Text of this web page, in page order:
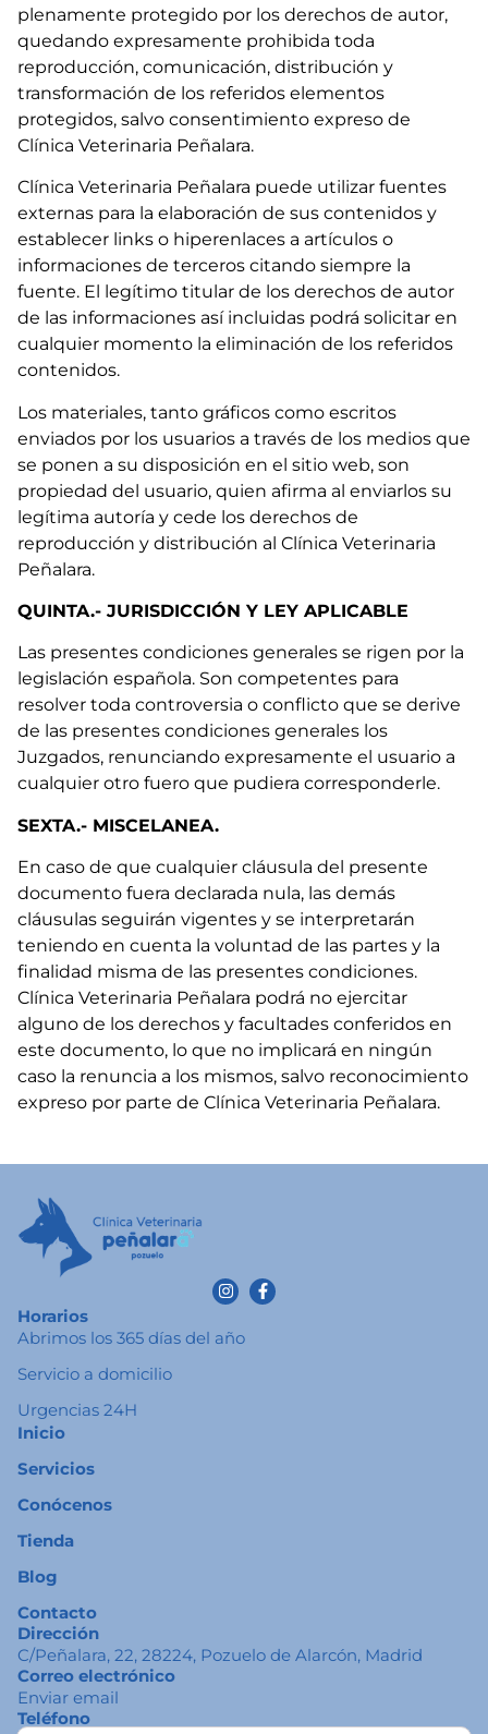
plenamente protegido por los derechos de autor,
quedando expresamente prohibida toda
reproducción, comunicación, distribución y
transformación de los referidos elementos
protegidos, salvo consentimiento expreso de
Clínica Veterinaria Peñalara.
Clínica Veterinaria Peñalara puede utilizar fuentes
externas para la elaboración de sus contenidos y
establecer links o hiperenlaces a artículos o
informaciones de terceros citando siempre la
fuente. El legítimo titular de los derechos de autor
de las informaciones así incluidas podrá solicitar en
cualquier momento la eliminación de los referidos
contenidos.
Los materiales, tanto gráficos como escritos
enviados por los usuarios a través de los medios que
se ponen a su disposición en el sitio web, son
propiedad del usuario, quien afirma al enviarlos su
legítima autoría y cede los derechos de
reproducción y distribución al Clínica Veterinaria
Peñalara.
QUINTA.- JURISDICCIÓN Y LEY APLICABLE
Las presentes condiciones generales se rigen por la
legislación española. Son competentes para
resolver toda controversia o conflicto que se derive
de las presentes condiciones generales los
Juzgados, renunciando expresamente el usuario a
cualquier otro fuero que pudiera corresponderle.
SEXTA.- MISCELANEA.
En caso de que cualquier cláusula del presente
documento fuera declarada nula, las demás
cláusulas seguirán vigentes y se interpretarán
teniendo en cuenta la voluntad de las partes y la
finalidad misma de las presentes condiciones.
Clínica Veterinaria Peñalara podrá no ejercitar
alguno de los derechos y facultades conferidos en
este documento, lo que no implicará en ningún
caso la renuncia a los mismos, salvo reconocimiento
expreso por parte de Clínica Veterinaria Peñalara.
Horarios
Abrimos los 365 días del año
Servicio a domicilio
Urgencias 24H
Inicio
Servicios
Conócenos
Tienda
Blog
Contacto
Dirección
C/Peñalara, 22, 28224, Pozuelo de Alarcón, Madrid
Correo electrónico
Enviar email
Teléfono